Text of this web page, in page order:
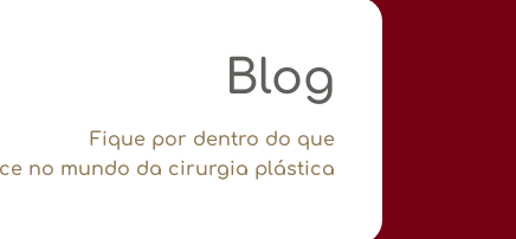
Blog
Fique por dentro do que
no mundo da cirurgia plástica